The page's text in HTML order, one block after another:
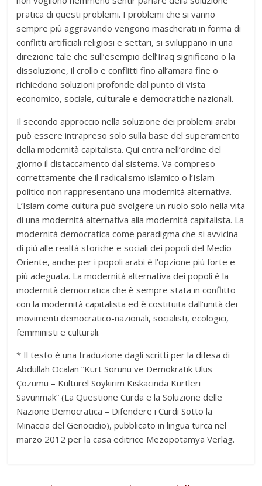
pratica di questi problemi. I problemi che si vanno
sempre più aggravando vengono mascherati in forma di
conflitti artificiali religiosi e settari, si sviluppano in una
direzione tale che sull’esempio dell’Iraq significano o la
dissoluzione, il crollo e conflitti fino all’amara fine o
richiedono soluzioni profonde dal punto di vista
economico, sociale, culturale e democratiche nazionali.
Il secondo approccio nella soluzione dei problemi arabi
può essere intrapreso solo sulla base del superamento
della modernità capitalista. Qui entra nell’ordine del
giorno il distaccamento dal sistema. Va compreso
correttamente che il radicalismo islamico o l’Islam
politico non rappresentano una modernità alternativa.
L’Islam come cultura può svolgere un ruolo solo nella vita
di una modernità alternativa alla modernità capitalista. La
modernità democratica come paradigma che si avvicina
di più alle realtà storiche e sociali dei popoli del Medio
Oriente, anche per i popoli arabi è l’opzione più forte e
più adeguata. La modernità alternativa dei popoli è la
modernità democratica che è sempre stata in conflitto
con la modernità capitalista ed è costituita dall’unità dei
movimenti democratico-nazionali, socialisti, ecologici,
femministi e culturali.
* Il testo è una traduzione dagli scritti per la difesa di
Abdullah Öcalan “Kürt Sorunu ve Demokratik Ulus
Çözümü – Kültürel Soykirim Kiskacinda Kürtleri
Savunmak“ (La Questione Curda e la Soluzione delle
Nazione Democratica – Difendere i Curdi Sotto la
Minaccia del Genocidio), pubblicato in lingua turca nel
marzo 2012 per la casa editrice Mezopotamya Verlag.